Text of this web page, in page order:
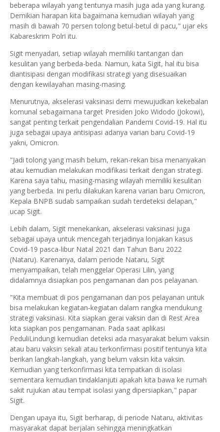
beberapa wilayah yang tentunya masih juga ada yang kurang.
Demikian harapan kita bagaimana kemudian wilayah yang
masih di bawah 70 persen tolong betul-betul di pacu," ujar eks
Kabareskrim Polri itu.
Sigit menyadari, setiap wilayah memiliki tantangan dan
kesulitan yang berbeda-beda. Namun, kata Sigit, hal itu bisa
diantisipasi dengan modifikasi strategi yang disesuaikan
dengan kewilayahan masing-masing.
Menurutnya, akselerasi vaksinasi demi mewujudkan kekebalan
komunal sebagaimana target Presiden Joko Widodo (Jokowi),
sangat penting terkait pengendalian Pandemi Covid-19. Hal itu
juga sebagai upaya antisipasi adanya varian baru Covid-19
yakni, Omicron.
"Jadi tolong yang masih belum, rekan-rekan bisa menanyakan
atau kemudian melakukan modifikasi terkait dengan strategi.
Karena saya tahu, masing-masing wilayah memiliki kesulitan
yang berbeda. Ini perlu dilakukan karena varian baru Omicron,
Kepala BNPB sudab sampaikan sudah terdeteksi delapan,"
ucap Sigit.
Lebih dalam, Sigit menekankan, akselerasi vaksinasi juga
sebagai upaya untuk mencegah terjadinya lonjakan kasus
Covid-19 pasca-libur Natal 2021 dan Tahun Baru 2022
(Nataru). Karenanya, dalam periode Nataru, Sigit
menyampaikan, telah menggelar Operasi Lilin, yang
didalamnya disiapkan pos pengamanan dan pos pelayanan.
"Kita membuat di pos pengamanan dan pos pelayanan untuk
bisa melakukan kegiatan-kegiatan dalam rangka mendukung
strategi vaksinasi. Kita siapkan gerai vaksin dan di Rest Area
kita siapkan pos pengamanan. Pada saat aplikasi
PeduliLindungi kemudian deteksi ada masyarakat belum vaksin
atau baru vaksin sekali atau terkonfirmasi positif tentunya kita
berikan langkah-langkah, yang belum vaksin kita vaksin.
Kemudian yang terkonfirmasi kita tempatkan di isolasi
sementara kemudian tindaklanjuti apakah kita bawa ke rumah
sakit rujukan atau tempat isolasi yang dipersiapkan," papar
Sigit.
Dengan upaya itu, Sigit berharap, di periode Nataru, aktivitas
masyarakat dapat berjalan sehingga meningkatkan